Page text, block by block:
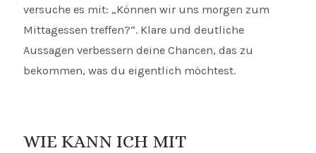
versuche es mit: „Können wir uns morgen zum
Mittagessen treffen?“. Klare und deutliche
Aussagen verbessern deine Chancen, das zu
bekommen, was du eigentlich möchtest.
WIE KANN ICH MIT